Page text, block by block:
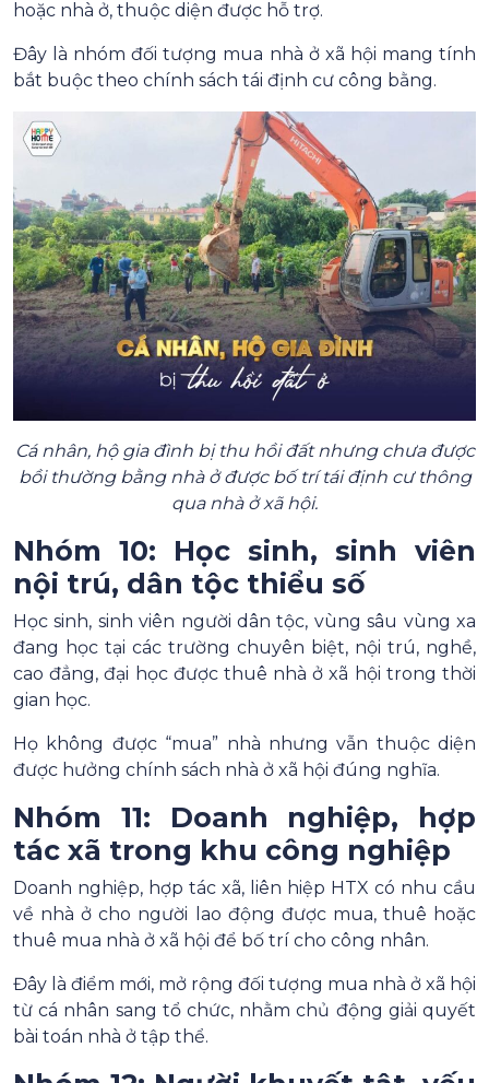
hoặc nhà ở, thuộc diện được hỗ trợ.
Đây là nhóm đối tượng mua nhà ở xã hội mang tính
bắt buộc theo chính sách tái định cư công bằng.
Cá nhân, hộ gia đình bị thu hồi đất nhưng chưa được
bồi thường bằng nhà ở được bố trí tái định cư thông
qua nhà ở xã hội.
Nhóm 10: Học sinh, sinh viên
nội trú, dân tộc thiểu số
Học sinh, sinh viên người dân tộc, vùng sâu vùng xa
đang học tại các trường chuyên biệt, nội trú, nghề,
cao đẳng, đại học được thuê nhà ở xã hội trong thời
gian học.
Họ không được “mua” nhà nhưng vẫn thuộc diện
được hưởng chính sách nhà ở xã hội đúng nghĩa.
Nhóm 11: Doanh nghiệp, hợp
tác xã trong khu công nghiệp
Doanh nghiệp, hợp tác xã, liên hiệp HTX có nhu cầu
về nhà ở cho người lao động được mua, thuê hoặc
thuê mua nhà ở xã hội để bố trí cho công nhân.
Đây là điểm mới, mở rộng đối tượng mua nhà ở xã hội
từ cá nhân sang tổ chức, nhằm chủ động giải quyết
bài toán nhà ở tập thể.